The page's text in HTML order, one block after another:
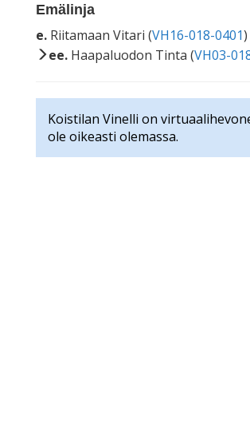
Emälinja
e. Riitamaan Vitari (VH16-018-0401)
ee. Haapaluodon Tinta (VH03-
Koistilan Vinelli on
ole oikeasti olemassa.